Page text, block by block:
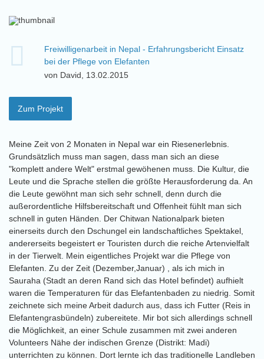
Freiwilligenarbeit in Nepal - Erfahrungsbericht Einsatz
bei der Pflege von Elefanten
von David, 13.02.2015
Zum Projekt
Meine Zeit von 2 Monaten in Nepal war ein Riesenerlebnis.
Grundsätzlich muss man sagen, dass man sich an diese
"komplett andere Welt" erstmal gewöhenen muss. Die Kultur, die
Leute und die Sprache stellen die größte Herausforderung da. An
die Leute gewöhnt man sich sehr schnell, denn durch die
außerordentliche Hilfsbereitschaft und Offenheit fühlt man sich
schnell in guten Händen. Der Chitwan Nationalpark bieten
einerseits durch den Dschungel ein landschaftliches Spektakel,
andererseits begeistert er Touristen durch die reiche Artenvielfalt
in der Tierwelt. Mein eigentliches Projekt war die Pflege von
Elefanten. Zu der Zeit (Dezember,Januar) , als ich mich in
Sauraha (Stadt an deren Rand sich das Hotel befindet) aufhielt
waren die Temperaturen für das Elefantenbaden zu niedrig. Somit
zeichnete sich meine Arbeit dadurch aus, dass ich Futter (Reis in
Elefantengrasbündeln) zubereitete. Mir bot sich allerdings schnell
die Möglichkeit, an einer Schule zusammen mit zwei anderen
Volunteers Nähe der indischen Grenze (Distrikt: Madi)
unterrichten zu können. Dort lernte ich das traditionelle Landleben